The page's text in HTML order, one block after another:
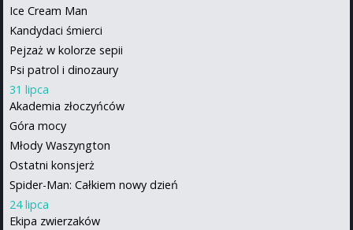
Ice Cream Man
Kandydaci śmierci
Pejzaż w kolorze sepii
Psi patrol i dinozaury
31 lipca
Akademia złoczyńców
Góra mocy
Młody Waszyngton
Ostatni konsjerż
Spider-Man: Całkiem nowy dzień
24 lipca
Ekipa zwierzaków